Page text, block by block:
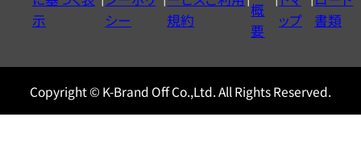
ル
0120604117
示
シー
規約
概
要
ップ
書類
Copyright © K-Brand Off Co.,Ltd. All Rights Reserved.